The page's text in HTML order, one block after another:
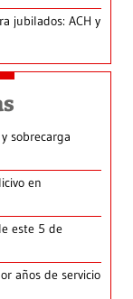
jubilados: ACH y
sobrecarga
en
este 5 de
años de servicio